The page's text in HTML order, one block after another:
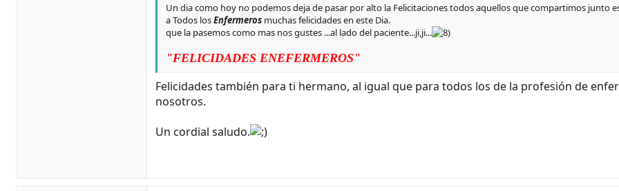
Un dia como hoy no podemos deja de pasar por alto la Felicitaciones todos aquellos que compartimos junto
a Todos losEnfermeros muchas felicidades en este Dia.
que la pasemos como mas nos gustes ...al lado del paciente...ji,ji...
"FELICIDADES ENEFERMEROS"
Felicidades también para ti hermano, al igual que para todos los de la profesión de
nosotros.
Un cordial saludo.